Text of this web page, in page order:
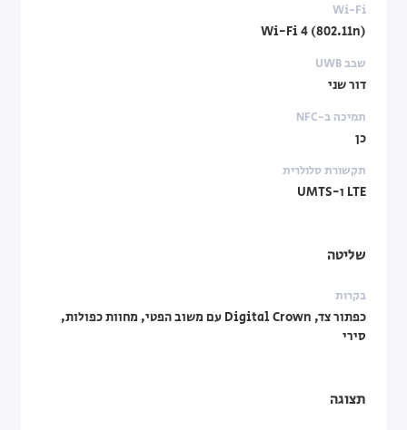
Wi-Fi
Wi-Fi 4 (802.11n)
שבב UWB
דור שני
תמיכה ב-NFC
כן
תקשורת סלולרית
LTE ו-UMTS
שליטה
בקרות
כפתור צד, Digital Crown עם משוב הפטי, מחוות כפולות,
סירי
תצוגה